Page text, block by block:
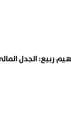
ربيع: الجدل